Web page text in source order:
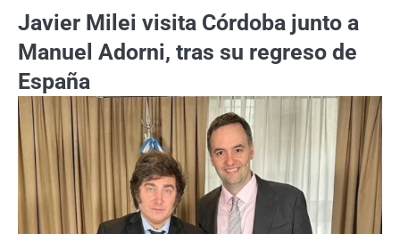
Javier Milei visita Córdoba junto a
Manuel Adorni, tras su regreso de
España